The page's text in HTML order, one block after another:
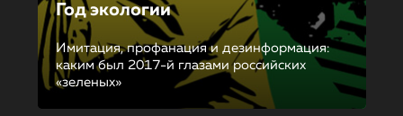
Год экологии
Имитация, профанация и дезинформация:
каким был 2017-й глазами российских
«зеленых»